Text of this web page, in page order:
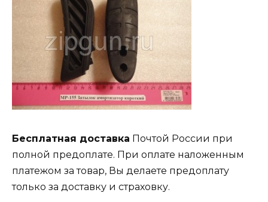
Бесплатная доставка Почтой России при
полной предоплате. При оплате наложенным
платежом за товар, Вы делаете предоплату
только за доставку и страховку.